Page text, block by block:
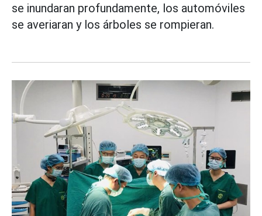
se inundaran profundamente, los automóviles
se averiaran y los árboles se rompieran.